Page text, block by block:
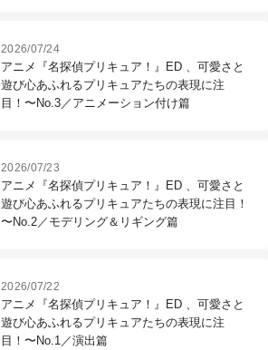
2026/07/24
アニメ『名探偵プリキュア！』ED 、可愛さと
遊び心あふれるプリキュアたちの表現に注
目！〜No.3／アニメーション付け篇
2026/07/23
アニメ『名探偵プリキュア！』ED 、可愛さと
遊び心あふれるプリキュアたちの表現に注目！
〜No.2／モデリング＆リギング篇
2026/07/22
アニメ『名探偵プリキュア！』ED 、可愛さと
遊び心あふれるプリキュアたちの表現に注
目！〜No.1／演出篇